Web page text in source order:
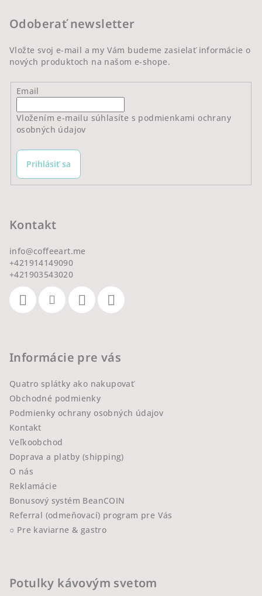
Odoberať newsletter
Vložte svoj e-mail a my Vám budeme zasielať informácie o
nových produktoch na našom e-shope.
Email
Vložením e-mailu súhlasíte s podmienkami ochrany
osobných údajov
Prihlásiť sa
Kontakt
info@coffeeart.me
+421914149090
+421903543020
Informácie pre vás
Quatro splátky ako nakupovať
Obchodné podmienky
Podmienky ochrany osobných údajov
Kontakt
Veľkoobchod
Doprava a platby (shipping)
O nás
Reklamácie
Bonusový systém BeanCOIN
Referral (odmeňovací) program pre Vás
○ Pre kaviarne & gastro
Potulky kávovým svetom